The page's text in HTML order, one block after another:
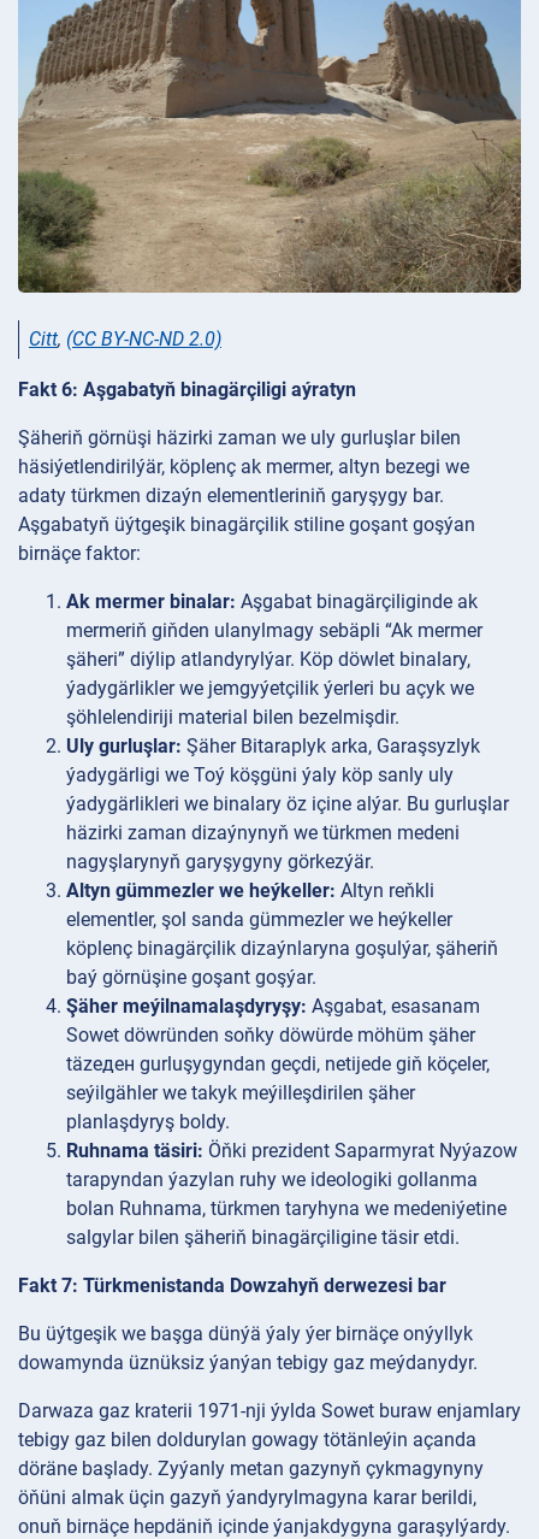
Citt, (CC BY-NC-ND 2.0)
Fakt 6: Aşgabatyň binagärçiligi aýratyn
Şäheriň görnüşi häzirki zaman we uly gurluşlar bilen
häsiýetlendirilýär, köplenç ak mermer, altyn bezegi we
adaty türkmen dizaýn elementleriniň garyşygy bar.
Aşgabatyň üýtgeşik binagärçilik stiline goşant goşýan
birnäçe faktor:
Ak mermer binalar: Aşgabat binagärçiliginde ak
mermeriň giňden ulanylmagy sebäpli “Ak mermer
şäheri” diýlip atlandyrylýar. Köp döwlet binalary,
ýadygärlikler we jemgyýetçilik ýerleri bu açyk we
şöhlelendiriji material bilen bezelmişdir.
Uly gurluşlar: Şäher Bitaraplyk arka, Garaşsyzlyk
ýadygärligi we Toý köşgüni ýaly köp sanly uly
ýadygärlikleri we binalary öz içine alýar. Bu gurluşlar
häzirki zaman dizaýnynyň we türkmen medeni
nagyşlarynyň garyşygyny görkezýär.
Altyn gümmezler we heýkeller: Altyn reňkli
elementler, şol sanda gümmezler we heýkeller
köplenç binagärçilik dizaýnlaryna goşulýar, şäheriň
baý görnüşine goşant goşýar.
Şäher meýilnamalaşdyryşy: Aşgabat, esasanam
Sowet döwründen soňky döwürde möhüm şäher
täzeден gurluşygyndan geçdi, netijede giň köçeler,
seýilgähler we takyk meýilleşdirilen şäher
planlaşdyryş boldy.
Ruhnama täsiri: Öňki prezident Saparmyrat Nyýazow
tarapyndan ýazylan ruhy we ideologiki gollanma
bolan Ruhnama, türkmen taryhyna we medeniýetine
salgylar bilen şäheriň binagärçiligine täsir etdi.
Fakt 7: Türkmenistanda Dowzahyň derwezesi bar
Bu üýtgeşik we başga dünýä ýaly ýer birnäçe onýyllyk
dowamynda üznüksiz ýanýan tebigy gaz meýdanydyr.
Darwaza gaz kraterii 1971-nji ýylda Sowet buraw enjamlary
tebigy gaz bilen doldurylan gowagy tötänleýin açanda
döräne başlady. Zyýanly metan gazynyň çykmagynyny
öňüni almak üçin gazyň ýandyrylmagyna karar berildi,
onuň birnäçe hepdäniň içinde ýanjakdygyna garaşylýardy.